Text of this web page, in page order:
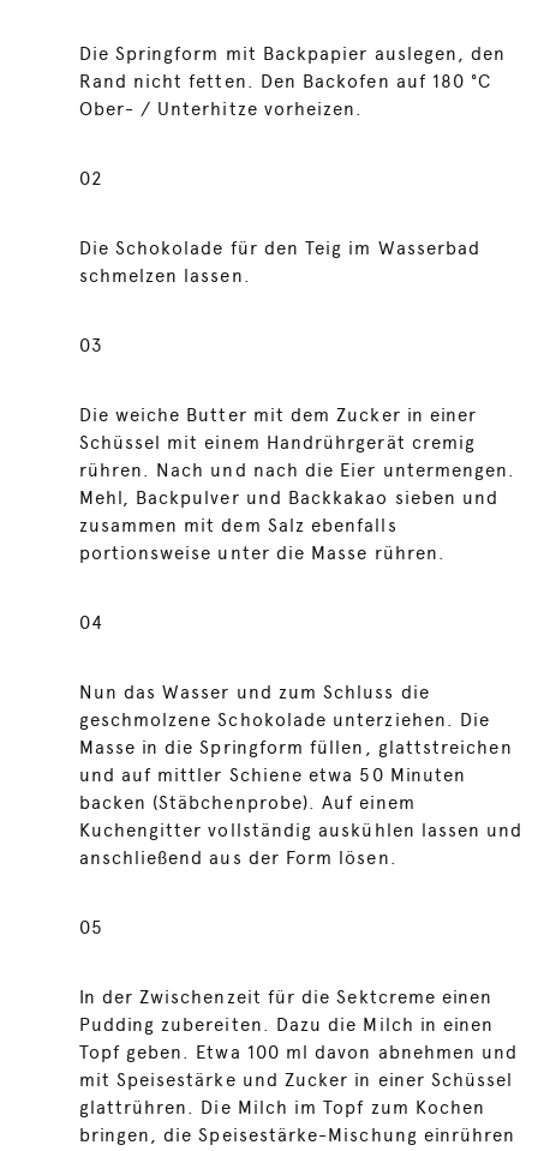
Die Springform mit Backpapier auslegen, den
Rand nicht fetten. Den Backofen auf 180 °C
Ober- / Unterhitze vorheizen.
02
Die Schokolade für den Teig im Wasserbad
schmelzen lassen.
03
Die weiche Butter mit dem Zucker in einer
Schüssel mit einem Handrührgerät cremig
rühren. Nach und nach die Eier untermengen.
Mehl, Backpulver und Backkakao sieben und
zusammen mit dem Salz ebenfalls
portionsweise unter die Masse rühren.
04
Nun das Wasser und zum Schluss die
geschmolzene Schokolade unterziehen. Die
Masse in die Springform füllen, glattstreichen
und auf mittler Schiene etwa 50 Minuten
backen (Stäbchenprobe). Auf einem
Kuchengitter vollständig auskühlen lassen und
anschließend aus der Form lösen.
05
In der Zwischenzeit für die Sektcreme einen
Pudding zubereiten. Dazu die Milch in einen
Topf geben. Etwa 100 ml davon abnehmen und
mit Speisestärke und Zucker in einer Schüssel
glattrühren. Die Milch im Topf zum Kochen
bringen, die Speisestärke-Mischung einrühren